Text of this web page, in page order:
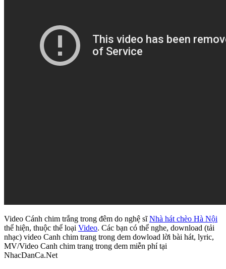
Video Cánh chim trắng trong đêm do nghệ sĩNhà hát chèo Hà Nội
thể hiện, thuộc thể loại Video. Các bạn có thể nghe, download (tải
nhạc) video Canh chim trang trong dem dowload lời bài hát, lyric,
MV/Video Canh chim trang trong dem miễn phí tại
NhacDanCa.Net